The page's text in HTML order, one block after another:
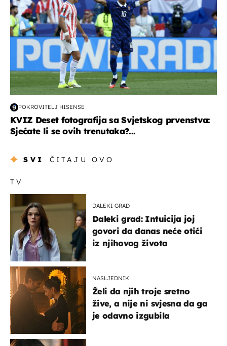
POKROVITELJ HISENSE
KVIZ Deset fotografija sa Svjetskog prvenstva:
Sjećate li se ovih trenutaka?...
SVI ČITAJU OVO
TV
DALEKI GRAD
Daleki grad: Intuicija joj
govori da danas neće otići
iz njihovog života
NASLJEDNIK
Želi da njih troje sretno
žive, a nije ni svjesna da ga
je odavno izgubila